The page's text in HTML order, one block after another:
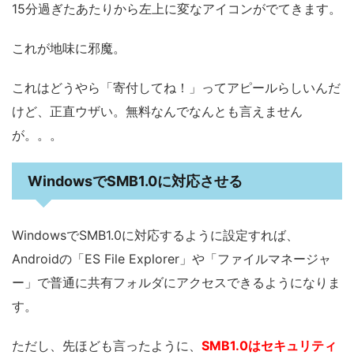
15分過ぎたあたりから左上に変なアイコンがでてきます。
これが地味に邪魔。
これはどうやら「寄付してね！」ってアピールらしいんだ
けど、正直ウザい。無料なんでなんとも言えません
が。。。
WindowsでSMB1.0に対応させる
WindowsでSMB1.0に対応するように設定すれば、
Androidの「ES File Explorer」や「ファイルマネージャ
ー」で普通に共有フォルダにアクセスできるようになりま
す。
ただし、先ほども言ったように、 SMB1.0はセキュリティ